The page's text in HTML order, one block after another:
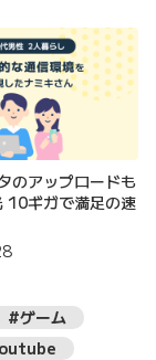
のアップロードも
10ギガで満足の速
#ゲーム